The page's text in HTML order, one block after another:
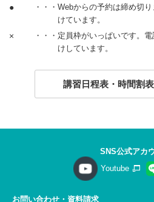
●
・・・Webからの予約は締め切
けています。
×
・・・定員枠がいっぱいです。
けしています。
講習日程表・時間割
SNS公式アカ
Youtube
お問い合わせ・資料請求